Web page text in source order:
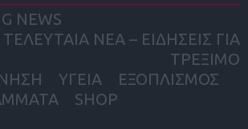
NEWS
ΤΕΛΕΥΤΑΙΑ ΝΕΑ – ΕΙΔΗΣΕΙΣ ΓΙΑ
ΤΡΕΞΙΜΟ
ΥΓΕΙΑ
ΕΞΟΠΛΙΣΜΟΣ
SHOP